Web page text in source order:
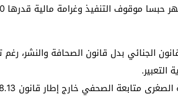
الجنائي بدل قانون الصحافة والنشر،